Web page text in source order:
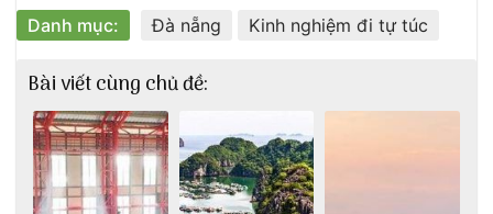
Danh mục: Đà nẵng Kinh nghiệm đi tự túc
Bài viết cùng chủ đề: